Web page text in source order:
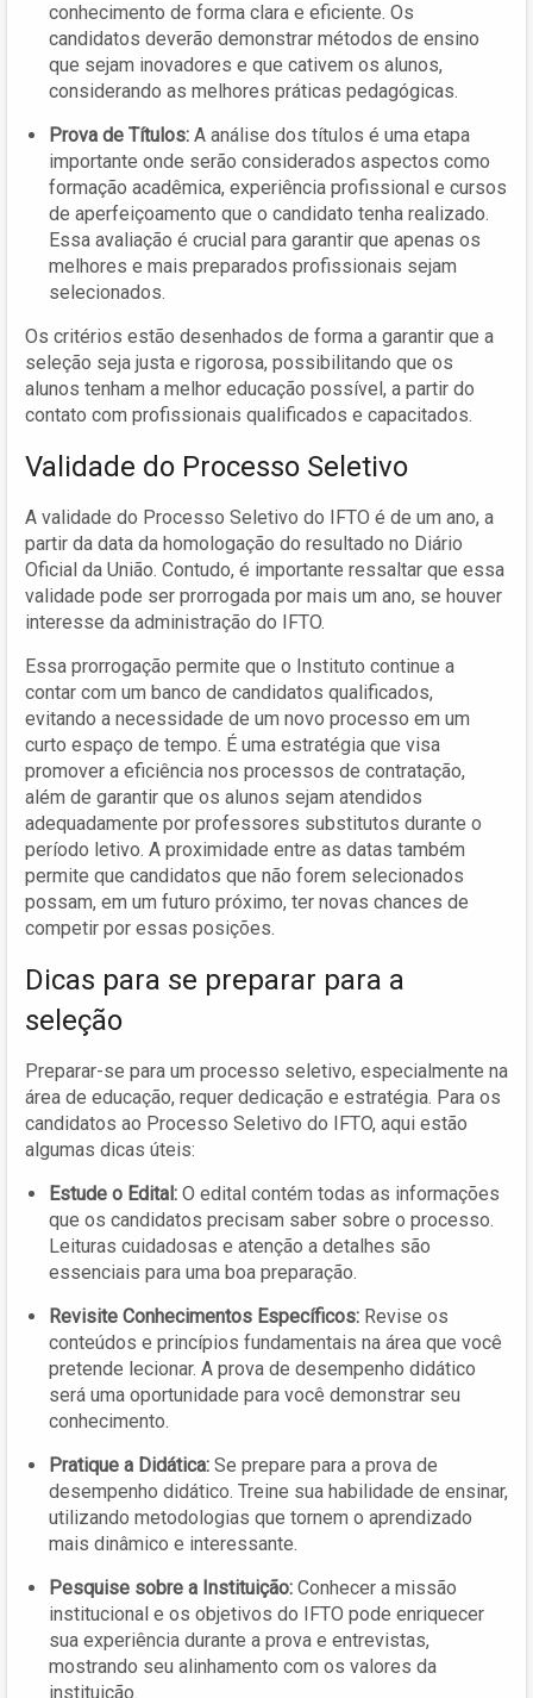
conhecimento de forma clara e eficiente. Os
candidatos deverão demonstrar métodos de ensino
que sejam inovadores e que cativem os alunos,
considerando as melhores práticas pedagógicas.
Prova de Títulos: A análise dos títulos é uma etapa
importante onde serão considerados aspectos como
formação acadêmica, experiência profissional e cursos
de aperfeiçoamento que o candidato tenha realizado.
Essa avaliação é crucial para garantir que apenas os
melhores e mais preparados profissionais sejam
selecionados.
Os critérios estão desenhados de forma a garantir que a
seleção seja justa e rigorosa, possibilitando que os
alunos tenham a melhor educação possível, a partir do
contato com profissionais qualificados e capacitados.
Validade do Processo Seletivo
A validade do Processo Seletivo do IFTO é de um ano, a
partir da data da homologação do resultado no Diário
Oficial da União. Contudo, é importante ressaltar que essa
validade pode ser prorrogada por mais um ano, se houver
interesse da administração do IFTO.
Essa prorrogação permite que o Instituto continue a
contar com um banco de candidatos qualificados,
evitando a necessidade de um novo processo em um
curto espaço de tempo. É uma estratégia que visa
promover a eficiência nos processos de contratação,
além de garantir que os alunos sejam atendidos
adequadamente por professores substitutos durante o
período letivo. A proximidade entre as datas também
permite que candidatos que não forem selecionados
possam, em um futuro próximo, ter novas chances de
competir por essas posições.
Dicas para se preparar para a
seleção
Preparar-se para um processo seletivo, especialmente na
área de educação, requer dedicação e estratégia. Para os
candidatos ao Processo Seletivo do IFTO, aqui estão
algumas dicas úteis:
Estude o Edital: O edital contém todas as informações
que os candidatos precisam saber sobre o processo.
Leituras cuidadosas e atenção a detalhes são
essenciais para uma boa preparação.
Revisite Conhecimentos Específicos: Revise os
conteúdos e princípios fundamentais na área que você
pretende lecionar. A prova de desempenho didático
será uma oportunidade para você demonstrar seu
conhecimento.
Pratique a Didática: Se prepare para a prova de
desempenho didático. Treine sua habilidade de ensinar,
utilizando metodologias que tornem o aprendizado
mais dinâmico e interessante.
Pesquise sobre a Instituição: Conhecer a missão
institucional e os objetivos do IFTO pode enriquecer
sua experiência durante a prova e entrevistas,
mostrando seu alinhamento com os valores da
instituição.